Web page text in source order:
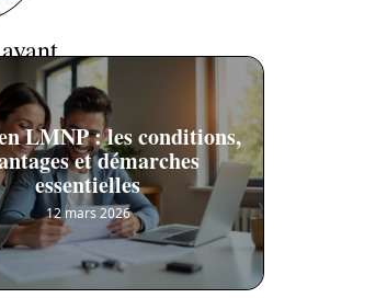
LMNP : les conditions,
et démarches
essentielles
12 mars 2026